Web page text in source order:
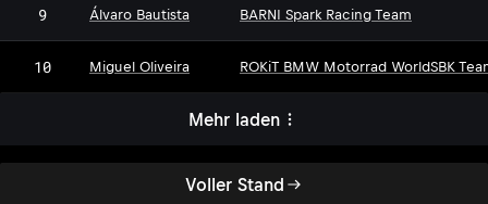
Voller Stand
9 Álvaro Bautista BARNI Spark Racing Team
10 Miguel Oliveira ROKiT BMW Motorrad WorldSBK
Mehr laden